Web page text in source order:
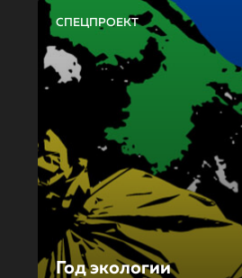
СПЕЦПРОЕКТ
Год экологии